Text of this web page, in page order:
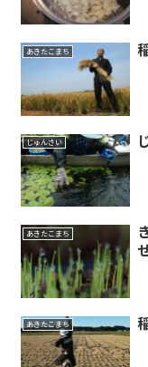
あきたこまち
じゅんさい
あきたこまち
あきたこまち